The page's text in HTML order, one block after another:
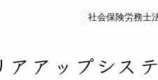
社会保険労務士
アアップシス